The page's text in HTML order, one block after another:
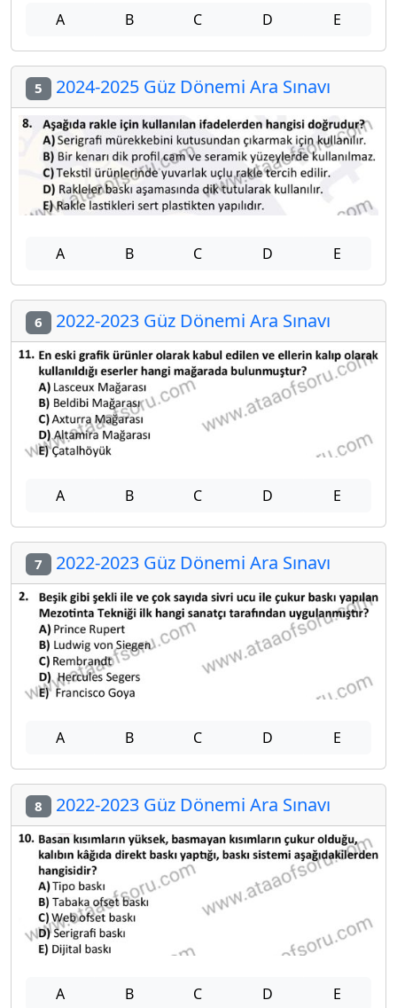
A B C D E
5 2024-2025 Güz Dönemi Ara Sınavı
A B C D E
6 2022-2023 Güz Dönemi Ara Sınavı
A B C D E
7 2022-2023 Güz Dönemi Ara Sınavı
A B C D E
8 2022-2023 Güz Dönemi Ara Sınavı
A B C D E